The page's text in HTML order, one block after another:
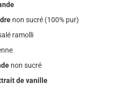
non sucré (100% pur)
ramolli
non sucré
de vanille